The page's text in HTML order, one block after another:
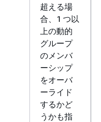
超える場
合、1 つ以
上の動的
グループ
のメンバ
ーシップ
をオーバ
ーライド
するかど
うかも指